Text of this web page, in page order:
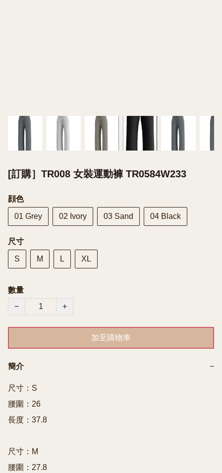
[訂購］TR008 女裝運動褲 TR0584W233
顔色
01 Grey 02 Ivory 03 Sand 04 Black
尺寸
S M L XL
數量
−
+
加至購物車
簡介 −
尺寸：S
腰圍：26
長度：37.8
尺寸：M
腰圍：27.8